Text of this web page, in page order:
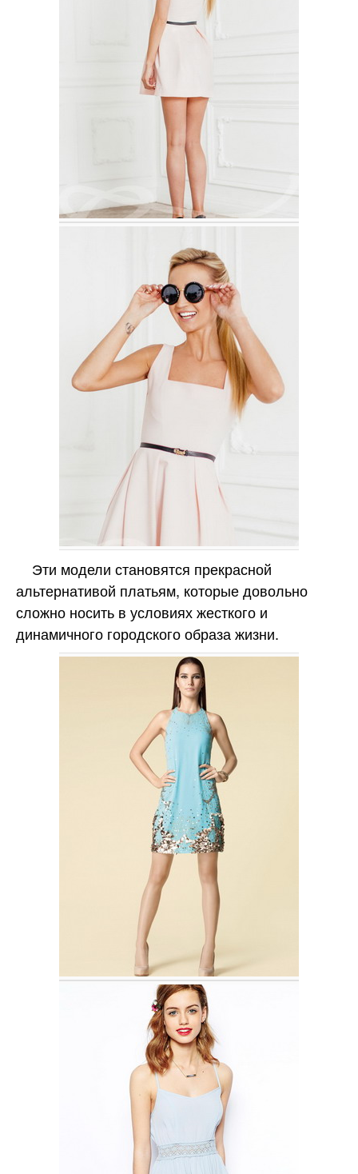
Эти модели становятся прекрасной
альтернативой платьям, которые довольно
сложно носить в условиях жесткого и
динамичного городского образа жизни.